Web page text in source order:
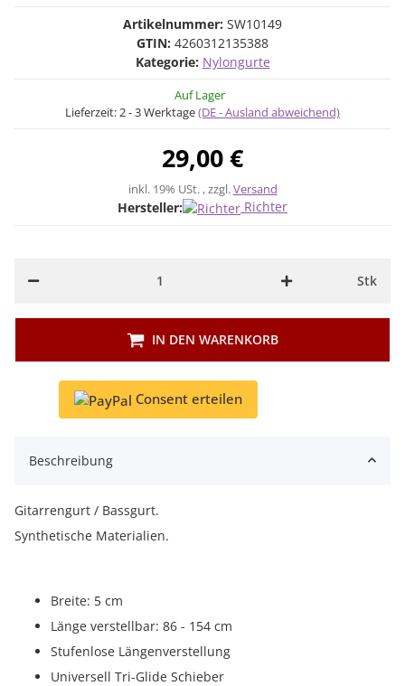
Artikelnummer: SW10149
GTIN: 4260312135388
Kategorie: Nylongurte
Auf Lager
Lieferzeit:2 - 3 Werktage(DE - Ausland abweichend)
29,00 €
inkl. 19% USt. , zzgl.Versand
Hersteller: Richter
Stk
IN DEN WARENKORB
Consent erteilen
Beschreibung
Gitarrengurt / Bassgurt.
Synthetische Materialien.
Breite: 5 cm
Länge verstellbar: 86 - 154 cm
Stufenlose Längenverstellung
Universell Tri-Glide Schieber